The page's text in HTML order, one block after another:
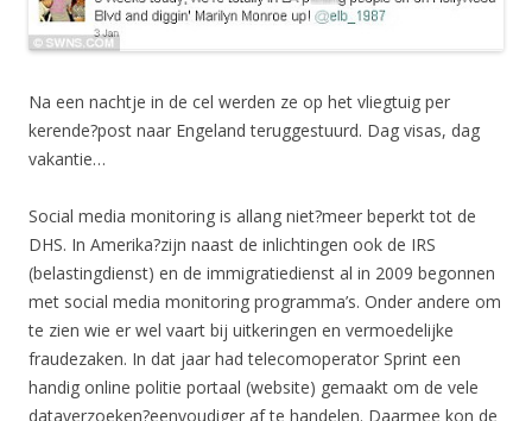
Na een nachtje in de cel werden ze op het vliegtuig per
kerende?post naar Engeland teruggestuurd. Dag visas, dag
vakantie…
Social media monitoring is allang niet?meer beperkt tot de
DHS. In Amerika?zijn naast de inlichtingen ook de IRS
(belastingdienst) en de immigratiedienst al in 2009 begonnen
met social media monitoring programma’s. Onder andere om
te zien wie er wel vaart bij uitkeringen en vermoedelijke
fraudezaken. In dat jaar had telecomoperator Sprint een
handig online politie portaal (website) gemaakt om de vele
dataverzoeken?eenvoudiger af te handelen. Daarmee kon de